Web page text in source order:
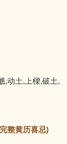
,动土,上樑,破土,
整黄历喜忌)